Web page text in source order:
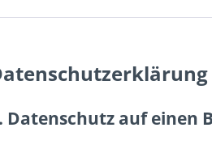
Datenschutz auf einen